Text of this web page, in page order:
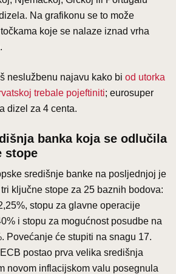
Na grafikonu se to može
koje se nalaze iznad vrha
neslužbenu najavu kako bi od utorka
trebale pojeftiniti; eurosuper
dizel za 4 centa.
banka koja se odlučila
stope
središnje banke na posljednjoj je
ključne stope za 25 baznih bodova:
stopu za glavne operacije
i stopu za mogućnost posudbe na
Povećanje će stupiti na snagu 17.
postao prva velika središnja
novom inflacijskom valu posegnula